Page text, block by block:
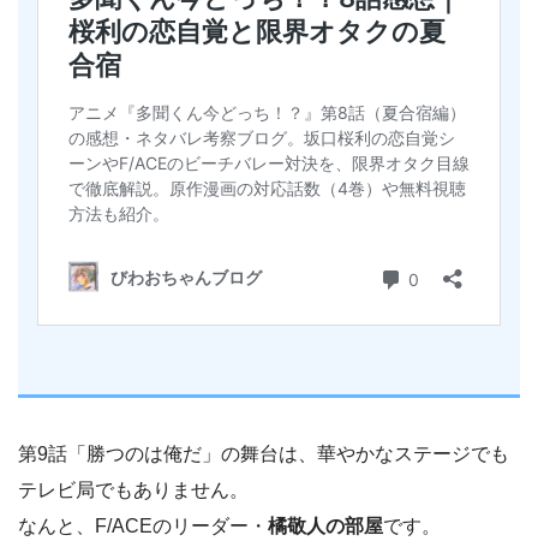
第9話「勝つのは俺だ」の舞台は、華やかなステージでも
テレビ局でもありません。
なんと、F/ACEのリーダー・ 橘敬人の部屋です。